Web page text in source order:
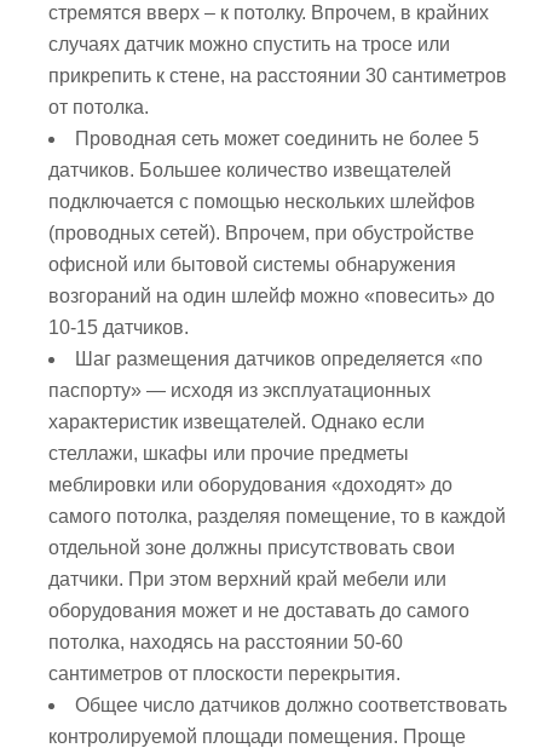
стремятся вверх – к потолку. Впрочем, в крайних
случаях датчик можно спустить на тросе или
прикрепить к стене, на расстоянии 30 сантиметров
от потолка.
Проводная сеть может соединить не более 5
датчиков. Большее количество извещателей
подключается с помощью нескольких шлейфов
(проводных сетей). Впрочем, при обустройстве
офисной или бытовой системы обнаружения
возгораний на один шлейф можно «повесить» до
10-15 датчиков.
Шаг размещения датчиков определяется «по
паспорту» — исходя из эксплуатационных
характеристик извещателей. Однако если
стеллажи, шкафы или прочие предметы
меблировки или оборудования «доходят» до
самого потолка, разделяя помещение, то в каждой
отдельной зоне должны присутствовать свои
датчики. При этом верхний край мебели или
оборудования может и не доставать до самого
потолка, находясь на расстоянии 50-60
сантиметров от плоскости перекрытия.
Общее число датчиков должно соответствовать
контролируемой площади помещения. Проще